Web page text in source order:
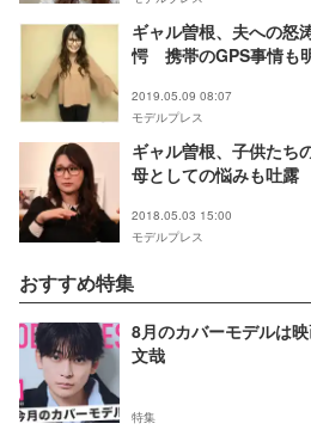
ギャル曽根、夫への怒
愕 携帯のGPS事情も
2019.05.09 08:07
モデルプレス
ギャル曽根、子供たち
母としての悩みも吐露
2018.05.03 15:00
モデルプレス
おすすめ特集
8月のカバーモデルは
文哉
特集